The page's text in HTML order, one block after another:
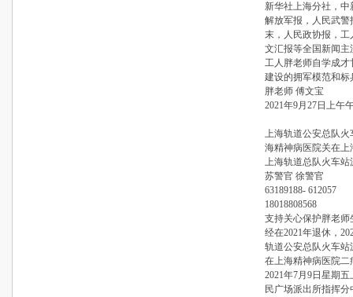
新华社上海分社，
解放军报，人民武
末，人民政协报，
文汇报等全国新闻
工人胖老师自学成
建设的拥军模范和标
胖老师 傅文宝
2021年9月27日上午
上海轨道公安总队
海精神病医院关在上
上海轨道总队火车站
苏警官 徐警官
63189188- 612057
18018808568
支持关心保护胖老
经在2021年退休，
轨道公安总队火车
在上海精神病医院二
2021年7月9日星期
民广场派出所指挥